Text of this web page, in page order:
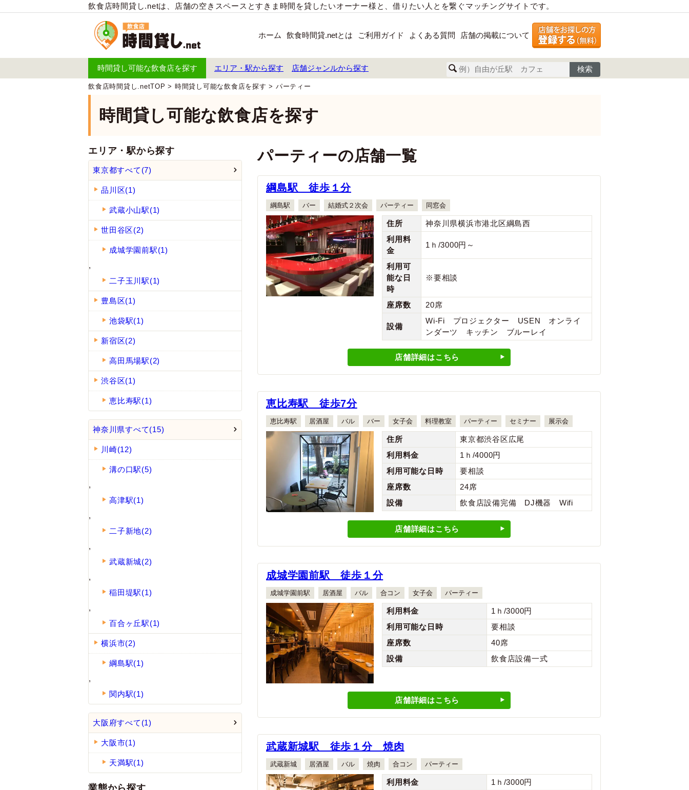
飲食店時間貸し.netは、店舗の空きスペースとすきま時間を貸したいオーナー様と、借りたい人とを繋ぐマッチングサイトです。
ホーム 飲食時間貸.netとは ご利用ガイド よくある質問 店舗の掲載について
時間貸し可能な飲食店を探す エリア・駅から探す 店舗ジャンルから探す
飲食店時間貸し.netTOP > 時間貸し可能な飲食店を探す > パーティー
時間貸し可能な飲食店を探す
パーティーの店舗一覧
綱島駅 徒歩１分
綱島駅 バー 結婚式２次会 パーティー 同窓会
住所
神奈川県横浜市港北区綱島西
利用料
金
1ｈ/3000円～
利用可
能な日
時
※要相談
座席数 20席
設備
Wi-Fi プロジェクター USEN オンライ
ンダーツ キッチン ブルーレイ
店舗詳細はこちら
恵比寿駅 徒歩7分
恵比寿駅 居酒屋 バル バー 女子会 料理教室 パーティー セミナー 展示会
住所
東京都渋谷区広尾
利用料金
1ｈ/4000円
利用可能な日時
要相談
座席数
24席
設備
飲食店設備完備 DJ機器 Wifi
店舗詳細はこちら
成城学園前駅 徒歩１分
成城学園前駅 居酒屋 バル 合コン 女子会 パーティー
利用料金
1ｈ/3000円
利用可能な日時
要相談
座席数
40席
設備
飲食店設備一式
店舗詳細はこちら
武蔵新城駅 徒歩１分 焼肉
武蔵新城 居酒屋 バル 焼肉 合コン パーティー
利用料金
1ｈ/3000円
エリア・駅から探す
東京都すべて(7)
品川区(1)
武蔵小山駅(1)
世田谷区(2)
成城学園前駅(1)
,
二子玉川駅(1)
豊島区(1)
池袋駅(1)
新宿区(2)
高田馬場駅(2)
渋谷区(1)
恵比寿駅(1)
神奈川県すべて(15)
川崎(12)
溝の口駅(5)
,
高津駅(1)
,
二子新地(2)
,
武蔵新城(2)
,
稲田堤駅(1)
,
百合ヶ丘駅(1)
横浜市(2)
綱島駅(1)
,
関内駅(1)
大阪府すべて(1)
大阪市(1)
天満駅(1)
業態から探す